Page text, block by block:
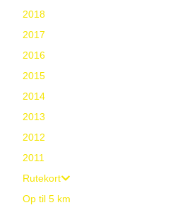
2018
2017
2016
2015
2014
2013
2012
2011
Rutekort
Op til 5 km